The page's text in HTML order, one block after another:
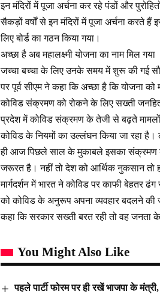
इन मंदिरों में पूजा अर्चना कर रहे पंडों और
सैकड़ों वर्षों से इन मंदिरों में पूजा अर्चना करते
लिए बोर्ड का गठन किया गया।
अच्छा है अब महालक्ष्मी योजना का नाम मिल गया
जच्चा बच्चा के लिए उनके समय में शुरू की गई
पर पूर्व सीएम ने कहा कि अच्छा है कि योजना को
कोविड संक्रमण को रोकने के लिए सख्ती
प्रदेश में कोविड संक्रमण के तेजी से बढ़ते मामलों
कोविड के नियमों का उल्लंघन किया जा रहा
ही आज पिछले साल के मुकाबले इसका संक्रमण
जरूरत है। नहीं तो देश को आर्थिक नुकसान तो
मार्गदर्शन में भारत ने कोविड पर काफी बेहतर
को कोविड के अनुरूप अपना व्यवहार बदलने की
कहा कि सरकार सख्ती बरत रही तो वह जनता के
You Might Also Like
पहले पार्टी फोरम पर ही रखें भाजपा के